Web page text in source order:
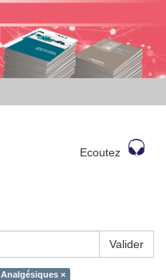
Ecoutez
Valider
Analgésiques ×